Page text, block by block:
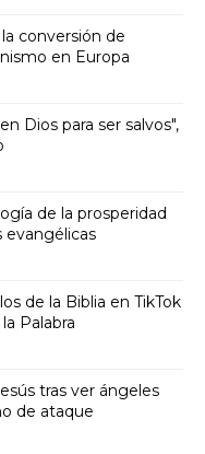
conversión de
en Europa
Dios para ser salvos",
de la prosperidad
evangélicas
de la Biblia en TikTok
Palabra
tras ver ángeles
de ataque